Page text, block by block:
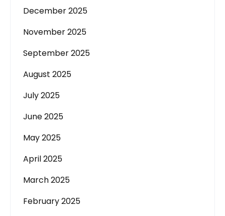
December 2025
November 2025
September 2025
August 2025
July 2025
June 2025
May 2025
April 2025
March 2025
February 2025